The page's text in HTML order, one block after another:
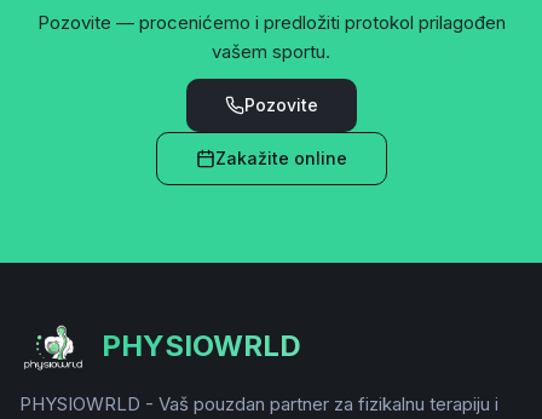
Pozovite — procenićemo i predložiti protokol prilagođen
vašem sportu.
Pozovite
Zakažite online
PHYSIOWRLD
PHYSIOWRLD - Vaš pouzdan partner za fizikalnu terapiju i